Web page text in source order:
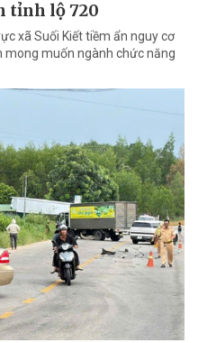
tỉnh lộ 720
xã Suối Kiết tiềm ẩn nguy cơ
muốn ngành chức năng